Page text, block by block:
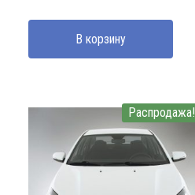
составляла
3000000 UZS.
2500000 UZS.
В корзину
Распродажа!